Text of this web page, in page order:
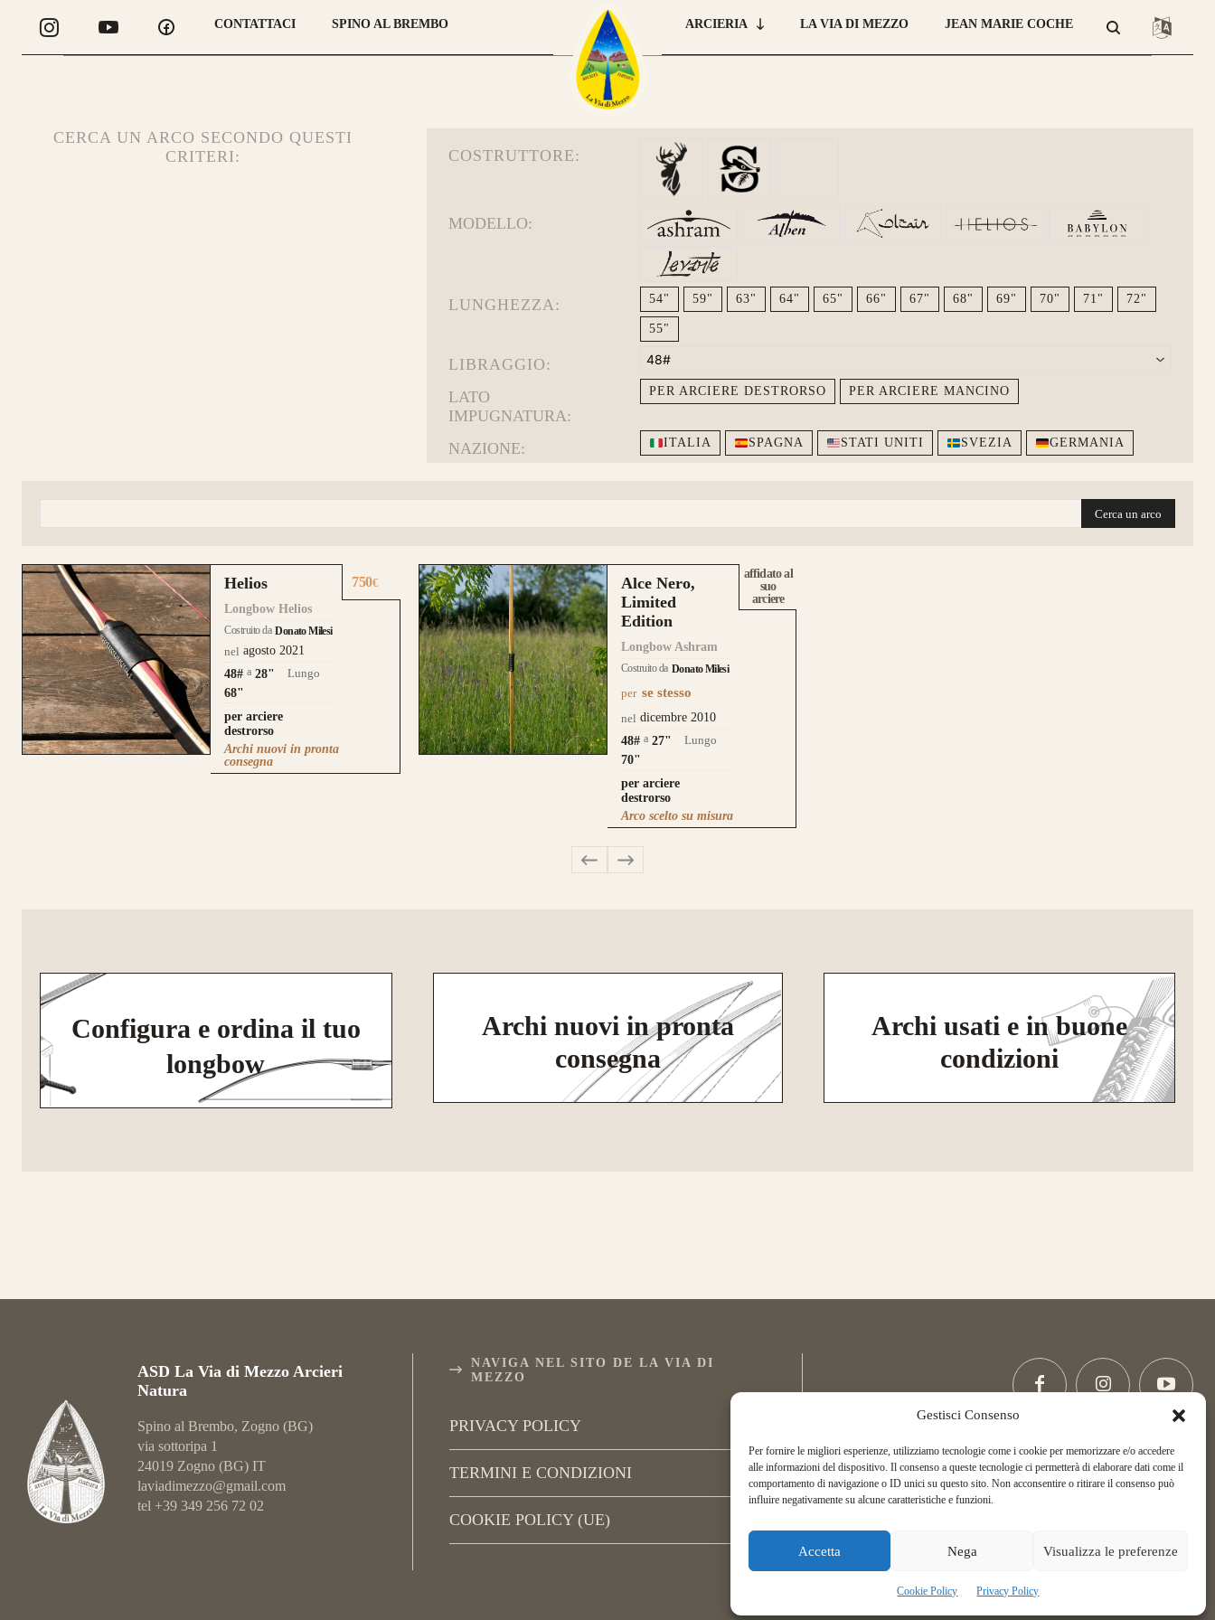
la risposta meccanica è la medesima e
Guarda alcuni degli archi già realizzati su misura
Gestisci Consenso
Per fornire le migliori esperienze, utilizziamo tecnologie come i cookie per memorizzare e/o accedere
alle informazioni del dispositivo. Il consenso a queste tecnologie ci permetterà di elaborare dati come il
comportamento di navigazione o ID unici su questo sito. Non acconsentire o ritirare il consenso può
influire negativamente su alcune caratteristiche e funzioni.
Accetta Nega Visualizza le preferenze
Cookie Policy Privacy Policy
CONTATTACI SPINO AL BREMBO ARCIERIA LA VIA DI MEZZO JEAN MARIE COCHE
CERCA UN ARCO SECONDO QUESTI
CRITERI:
COSTRUTTORE:
MODELLO:
LUNGHEZZA: 54" 59" 63" 64" 65" 66" 67" 68" 69" 70" 71" 72"
55"
LIBRAGGIO: 48#
LATO
IMPUGNATURA:
PER ARCIERE DESTRORSO PER ARCIERE MANCINO
NAZIONE: ITALIA SPAGNA STATI UNITI SVEZIA GERMANIA
Cerca un arco
Helios
Longbow Helios
Costruito da Donato Milesi
nel agosto 2021
48# a 28"
Lungo
68"
per arciere
destrorso
750€
Archi nuovi in pronta
consegna
Alce Nero,
Limited
Edition
Longbow Ashram
Costruito da Donato Milesi
per se stesso
nel dicembre 2010
48# a 27"
Lungo
70"
per arciere
destrorso
affidato al
suo
arciere
Arco scelto su misura
Configura e ordina il tuo
longbow
Archi nuovi in pronta
consegna
Archi usati e in buone
condizioni
ASD La Via di Mezzo Arcieri
Natura
Spino al Brembo, Zogno (BG)
via sottoripa 1
24019 Zogno (BG) IT
laviadimezzo@gmail.com
tel +39 349 256 72 02
NAVIGA NEL SITO DE LA VIA DI
MEZZO
PRIVACY POLICY
TERMINI E CONDIZIONI
COOKIE POLICY (UE)
Copyright La Via di Mezzo, All Rights Reserved.
ASD La Via di Mezzo Arcieri Natura